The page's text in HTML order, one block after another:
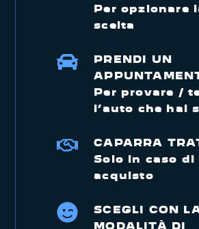
Per opzionare
scelta
PRENDI UN
Per provare /
l’auto che hai
CAPARRA
Solo in caso di
acquisto
SCEGLI CON
MODALITÀ DI